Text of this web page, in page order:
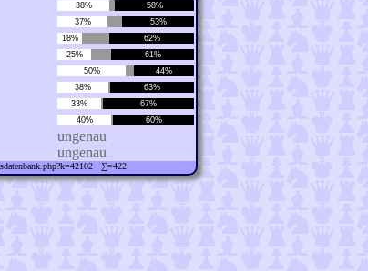
38% 58%
37% 53%
18% 62%
25% 61%
50% 44%
38% 63%
33% 67%
40% 60%
ungenau
ungenau
∑=422